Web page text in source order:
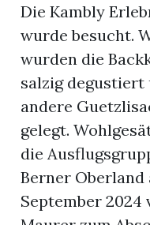
Die Kambly
wurde besucht.
wurden die
salzig degustiert
andere
gelegt.
die
Berner Oberland
September 2024